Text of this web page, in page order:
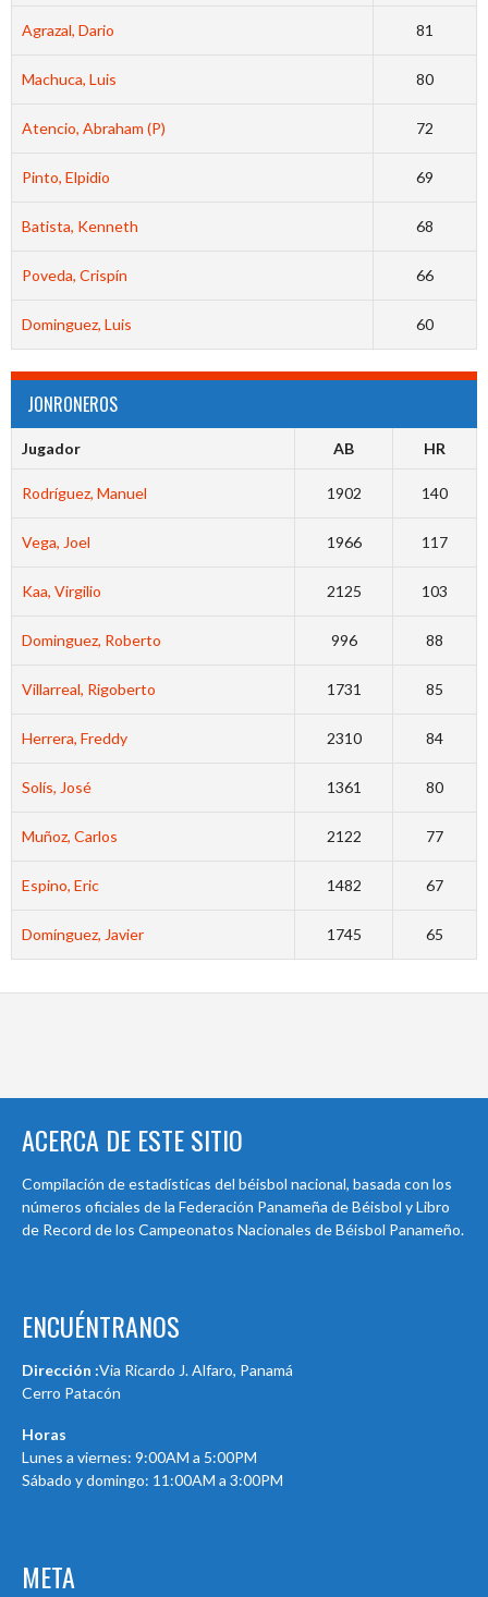
Agrazal, Dario 81
Machuca, Luis 80
Atencio, Abraham (P) 72
Pinto, Elpidio 69
Batista, Kenneth 68
Poveda, Crispín 66
Dominguez, Luis 60
JONRONEROS
Jugador AB HR
Rodríguez, Manuel 1902 140
Vega, Joel 1966 117
Kaa, Virgilio 2125 103
Dominguez, Roberto 996 88
Villarreal, Rigoberto 1731 85
Herrera, Freddy 2310 84
Solís, José 1361 80
Muñoz, Carlos 2122 77
Espino, Eric 1482 67
Domínguez, Javier 1745 65
ACERCA DE ESTE SITIO
Compilación de estadísticas del béisbol nacional, basada con los
números oficiales de la Federación Panameña de Béisbol y Libro
de Record de los Campeonatos Nacionales de Béisbol Panameño.
ENCUÉNTRANOS
Dirección :Via Ricardo J. Alfaro, Panamá
Cerro Patacón
Horas
Lunes a viernes: 9:00AM a 5:00PM
Sábado y domingo: 11:00AM a 3:00PM
META